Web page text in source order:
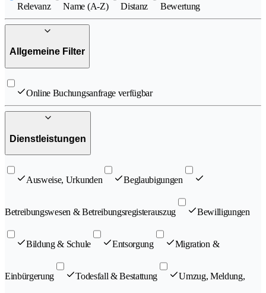
Relevanz Name (A-Z) Distanz Bewertung
Allgemeine Filter
Online Buchungsanfrage verfügbar
Dienstleistungen
Ausweise, Urkunden Beglaubigungen
Betreibungswesen & Betreibungsregisterauszug Bewilligungen
Bildung & Schule Entsorgung Migration &
Einbürgerung Todesfall & Bestattung Umzug, Meldung,